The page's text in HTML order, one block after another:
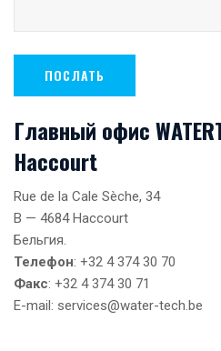
Главный офис
Haccourt
Rue de la Cale Sèche, 34
B — 4684 Haccourt
Бельгия.
Телефон: +32 4 374 30 70
Факс: +32 4 374 30 71
E-mail: services@water-tech.be